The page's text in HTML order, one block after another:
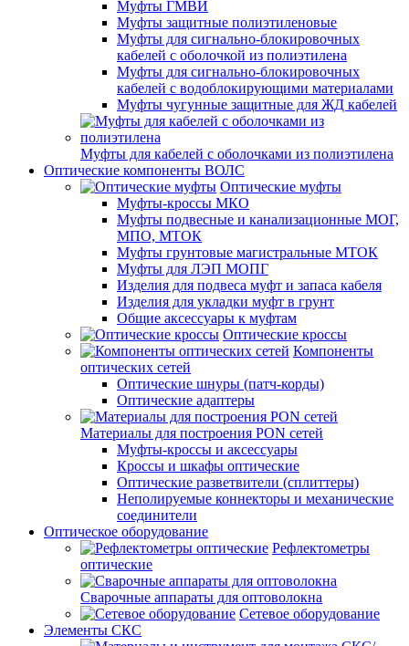
Муфты ГМВИ
Муфты защитные полиэтиленовые
Муфты для сигнально-блокировочных
кабелей с оболочкой из полиэтилена
Муфты для сигнально-блокировочных
кабелей с водоблокирующими материалами
Муфты чугунные защитные для ЖД кабелей
Муфты для кабелей с оболочками из полиэтилена
Оптические компоненты ВОЛС
Оптические муфты
Муфты-кроссы МКО
Муфты подвесные и канализационные МОГ,
МПО, МТОК
Муфты грунтовые магистральные МТОК
Муфты для ЛЭП МОПГ
Изделия для подвеса муфт и запаса кабеля
Изделия для укладки муфт в грунт
Общие аксессуары к муфтам
Оптические кроссы
Компоненты
оптических сетей
Оптические шнуры (патч-корды)
Оптические адаптеры
Материалы для построения PON сетей
Муфты-кроссы и аксессуары
Кроссы и шкафы оптические
Оптические разветвители (сплиттеры)
Неполируемые коннекторы и механические
соединители
Оптическое оборудование
Рефлектометры
оптические
Сварочные аппараты для оптоволокна
Сетевое оборудование
Элементы СКС